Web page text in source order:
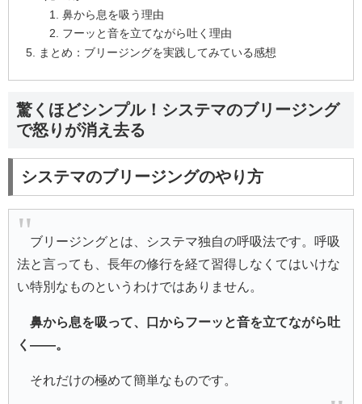
鼻から息を吸う理由
フーッと音を立てながら吐く理由
まとめ：ブリージングを実践してみている感想
驚くほどシンプル！システマのブリージング
で怒りが消え去る
システマのブリージングのやり方
ブリージングとは、システマ独自の呼吸法です。呼吸
法と言っても、長年の修行を経て習得しなくてはいけな
い特別なものというわけではありません。
鼻から息を吸って、口からフーッと音を立てながら吐
く――。
それだけの極めて簡単なものです。